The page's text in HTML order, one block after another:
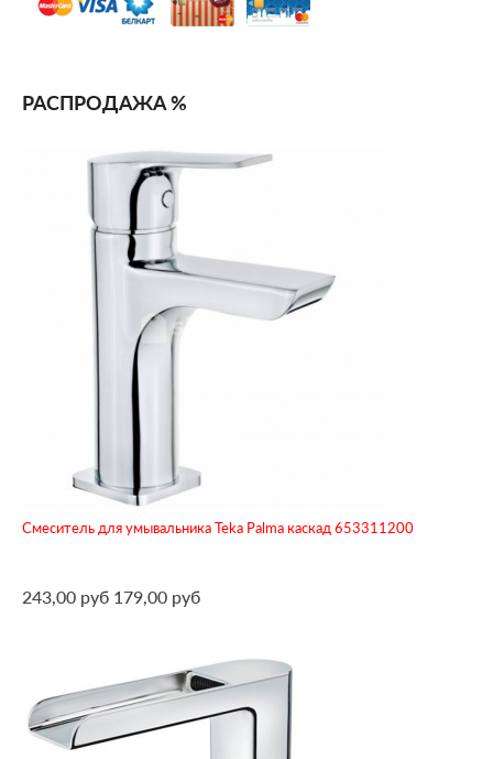
РАСПРОДАЖА %
Смеситель для умывальника Teka Palma каскад 653311200
243,00 руб 179,00 руб